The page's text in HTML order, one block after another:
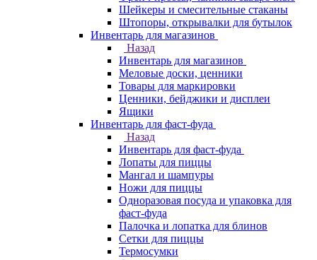
Шейкеры и смесительные стаканы
Штопоры, открывалки для бутылок
Инвентарь для магазинов
Назад
Инвентарь для магазинов
Меловые доски, ценники
Товары для маркировки
Ценники, бейджики и дисплеи
Ящики
Инвентарь для фаст-фуда
Назад
Инвентарь для фаст-фуда
Лопаты для пиццы
Мангал и шампуры
Ножи для пиццы
Одноразовая посуда и упаковка для
фаст-фуда
Палочка и лопатка для блинов
Сетки для пиццы
Термосумки